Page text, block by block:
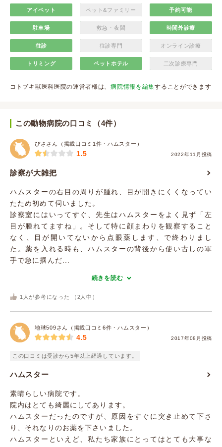
アイペット ペット&ファミリー 予約可能
駐車場 救急・夜間 時間外診療
往診 往診専門 オンライン診療
トリミング ペットホテル 二次診療専門
コトブキ獣医科医院の運営者様は、病院情報を編集することができます
この動物病院の口コミ（4件）
ぴささん（掲載口コミ1件・ハムスター）
2022年11月投稿
1.5
診察が大雑把
ハムスターの右目の周りが腫れ、目が開きにくくなってい
たため初めて伺いました。
診察室にはいってすぐ、先生はハムスターをよく見ず「左
目が腫れてますね」。そして特に顔まわりを観察すること
なく、目が開いてないから点眼薬します、で終わりまし
た。薬を入れる時も、ハムスターの背後から使い古しの軍
手で急に掴んだ...
続きを読む
1 人が参考になった （ 2 人中）
地球509さん（掲載口コミ6件・ハムスター）
2017年08月投稿
4.5
この口コミは受診から5年以上経過しています。
ハムスター
素晴らしい病院です。
院内はとても綺麗にしてあります。
ハムスターだったのですが、原因をすぐに突き止めて下さ
り、それなりのお薬を下さいました。
ハムスターといえど、私たち家族にとってはとても大事な